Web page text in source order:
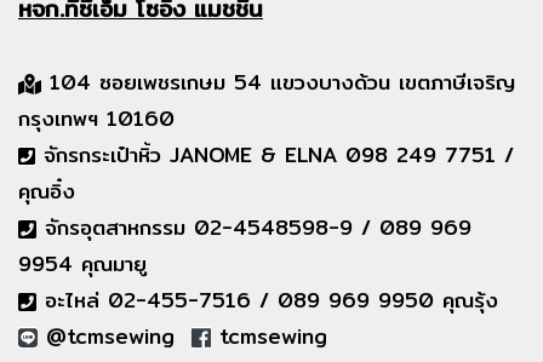
หจก.ทีซีเอ็มโซอิ้ง แมชชีน
104 ซอยเพชรเกษม 54 แขวงบางด้วน เขตภาษีเจริญ
กรุงเทพฯ 10160
จักรกระเป๋าหิ้ว JANOME & ELNA 098 249 7751 /
คุณอิ๋ง
จักรอุตสาหกรรม 02-4548598-9 / 089 969
9954 คุณมายู
อะไหล่ 02-455-7516 / 089 969 9950 คุณรุ้ง
@tcmsewing
tcmsewing